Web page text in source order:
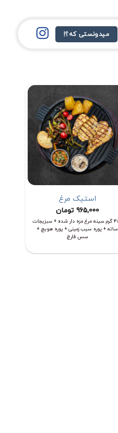
میدونستی که؟!
استیک مرغ
965,000 تومان
۴۵۰ گرم سینه مرغ مزه دار شده + سبزیجات
ساته + پوره سیب زمینی + پوره هویچ +
سس قارچ